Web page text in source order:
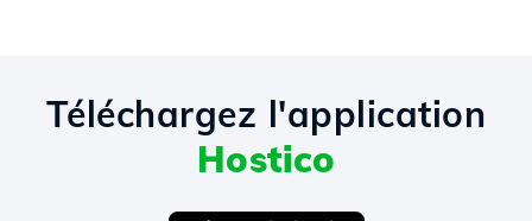
Téléchargez l'application
Hostico